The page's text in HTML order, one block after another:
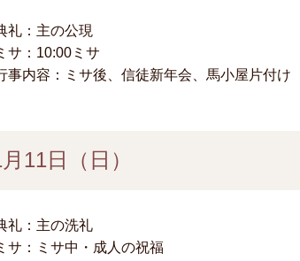
礼：主の公現
サ：10:00ミサ
事内容：ミサ後、信徒新年会、馬小屋片付け
11日（日）
礼：主の洗礼
サ：ミサ中・成人の祝福